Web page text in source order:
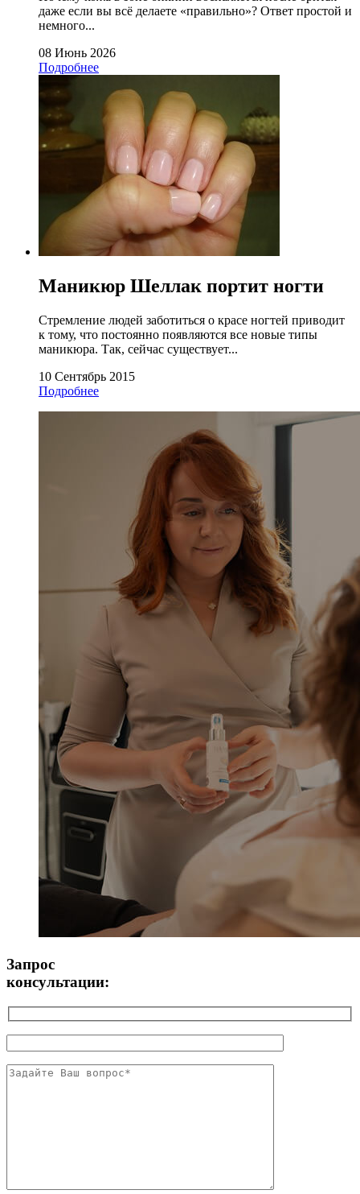
даже если вы всё делаете «правильно»? Ответ простой и
немного...
08 Июнь 2026
Подробнее
Маникюр Шеллак портит ногти
Стремление людей заботиться о красе ногтей приводит
к тому, что постоянно появляются все новые типы
маникюра. Так, сейчас существует...
10 Сентябрь 2015
Подробнее
Запрос
консультации: